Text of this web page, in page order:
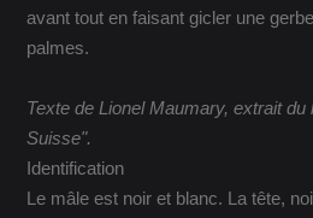
avant tout en faisant gicler une
palmes.
Texte de Lionel Maumary, extrait
Suisse".
Identification
Le mâle est noir et blanc. La tête,